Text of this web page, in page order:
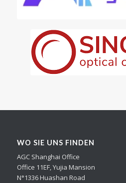
WO SIE UNS FINDEN
AGC Shanghai Office
Office 11EF, Yujia Mansion
N°1336 Huashan Road